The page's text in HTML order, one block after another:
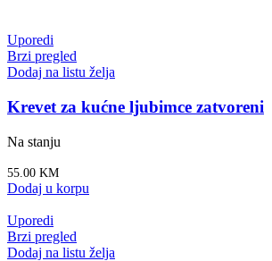
Uporedi
Brzi pregled
Dodaj na listu želja
Krevet za kućne ljubimce zatvoreni
Na stanju
55.00 KM
Dodaj u korpu
Uporedi
Brzi pregled
Dodaj na listu želja